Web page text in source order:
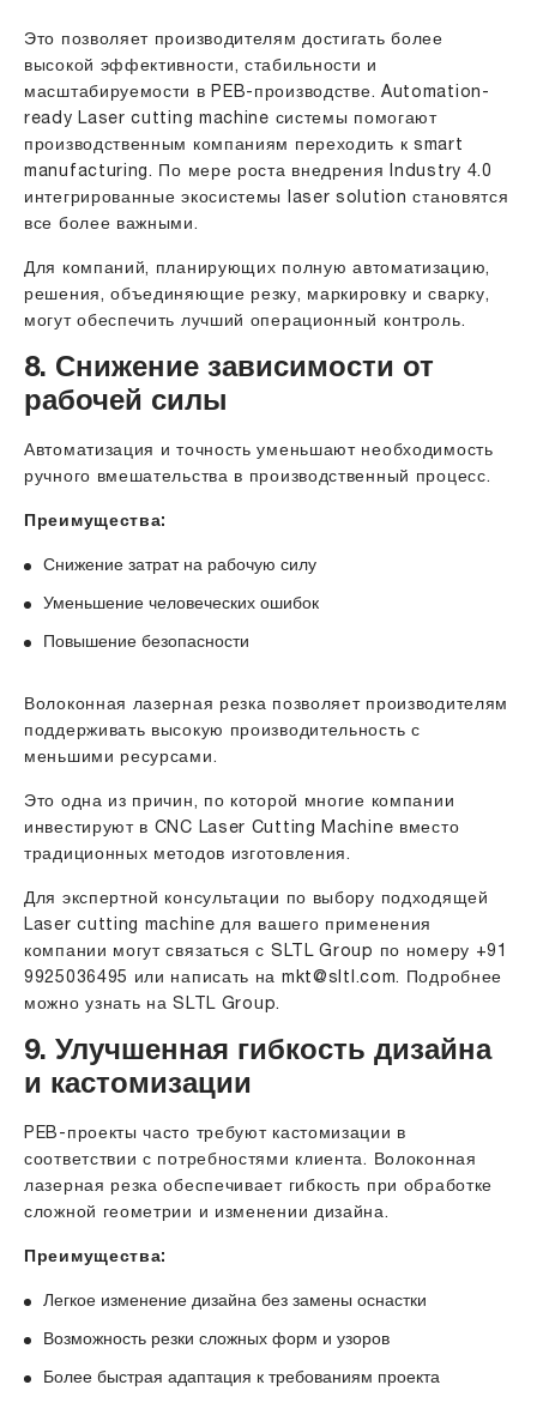
Это позволяет производителям достигать более
высокой эффективности, стабильности и
масштабируемости в PEB-производстве. Automation-
ready Laser cutting machine системы помогают
производственным компаниям переходить к smart
manufacturing. По мере роста внедрения Industry 4.0
интегрированные экосистемы laser solution становятся
все более важными.
Для компаний, планирующих полную автоматизацию,
решения, объединяющие резку, маркировку и сварку,
могут обеспечить лучший операционный контроль.
8. Снижение зависимости от
рабочей силы
Автоматизация и точность уменьшают необходимость
ручного вмешательства в производственный процесс.
Преимущества:
Снижение затрат на рабочую силу
Уменьшение человеческих ошибок
Повышение безопасности
Волоконная лазерная резка позволяет производителям
поддерживать высокую производительность с
меньшими ресурсами.
Это одна из причин, по которой многие компании
инвестируют в CNC Laser Cutting Machine вместо
традиционных методов изготовления.
Для экспертной консультации по выбору подходящей
Laser cutting machine для вашего применения
компании могут связаться с SLTL Group по номеру +91
9925036495 или написать на mkt@sltl.com. Подробнее
можно узнать наSLTL Group.
9. Улучшенная гибкость дизайна
и кастомизации
PEB-проекты часто требуют кастомизации в
соответствии с потребностями клиента. Волоконная
лазерная резка обеспечивает гибкость при обработке
сложной геометрии и изменении дизайна.
Преимущества:
Легкое изменение дизайна без замены оснастки
Возможность резки сложных форм и узоров
Более быстрая адаптация к требованиям проекта